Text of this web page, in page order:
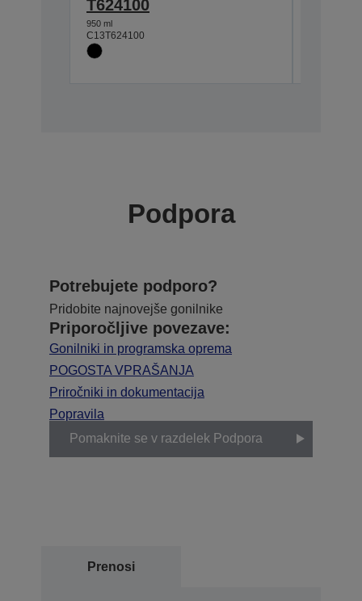
T624100
950 ml
C13T624100
Podpora
Potrebujete podporo?
Pridobite najnovejše gonilnike
Priporočljive povezave:
Gonilniki in programska oprema
POGOSTA VPRAŠANJA
Priročniki in dokumentacija
Popravila
Pomaknite se v razdelek Podpora
Prenosi